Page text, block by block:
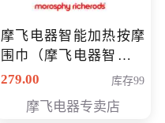
摩飞电器智能加热按摩
围巾（摩飞电器智能加
热按摩围脖） 会员专享
279.00 库存99
摩飞电器专卖店